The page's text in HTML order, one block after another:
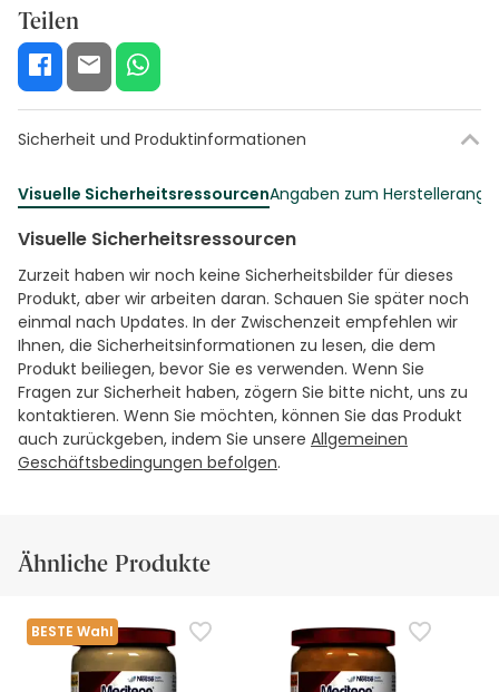
Teilen
Sicherheit und Produktinformationen
Visuelle SicherheitsressourcenAngaben zum
Visuelle Sicherheitsressourcen
Zurzeit haben wir noch keine Sicherheitsbilder für dieses
Produkt, aber wir arbeiten daran. Schauen Sie später noch
einmal nach Updates. In der Zwischenzeit empfehlen wir
Ihnen, die Sicherheitsinformationen zu lesen, die dem
Produkt beiliegen, bevor Sie es verwenden. Wenn Sie
Fragen zur Sicherheit haben, zögern Sie bitte nicht, uns zu
kontaktieren. Wenn Sie möchten, können Sie das Produkt
auch zurückgeben, indem Sie unsere Allgemeinen
Geschäftsbedingungen befolgen.
Ähnliche Produkte
BESTE Wahl